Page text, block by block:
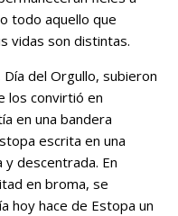
todo aquello que
vidas son distintas.
del Orgullo, subieron
los convirtió en
en una bandera
escrita en una
descentrada. En
en broma, se
hoy hace de Estopa un